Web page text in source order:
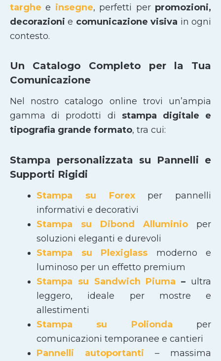
targhee insegne, perfetti per promozioni,
decorazionie comunicazione visiva in ogni
contesto.
Un Catalogo Completo per la Tua
Comunicazione
Nel nostro catalogo online trovi un’ampia
gamma di prodotti di stampa digitale e
tipografia grande formato, tra cui:
Stampa personalizzata su Pannelli e
Supporti Rigidi
Stampa su Forexper pannelli
informativi e decorativi
Stampa su Dibond Alluminio per
soluzioni eleganti e durevoli
Stampa su Plexiglass moderno e
luminoso per un effetto premium
Stampa su Sandwich Piuma – ultra
leggero, ideale per mostre e
allestimenti
Stampa su Polionda per
comunicazioni temporanee e cantieri
Pannelli autoportanti – massima